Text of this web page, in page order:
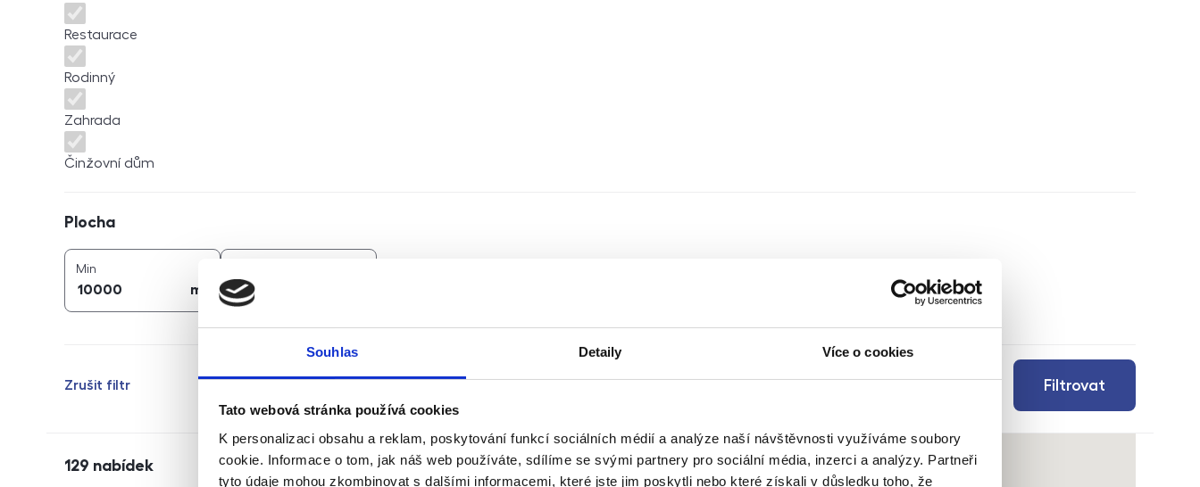
Souhlas Detaily Více o cookies
Tato webová stránka používá cookies
K personalizaci obsahu a reklam, poskytování funkcí sociálních médií a analýze naší návštěvnosti využíváme soubory
cookie. Informace o tom, jak náš web používáte, sdílíme se svými partnery pro sociální média, inzerci a analýzy. Partneři
tyto údaje mohou zkombinovat s dalšími informacemi, které jste jim poskytli nebo které získali v důsledku toho, že
Restaurace
Rodinný
Zahrada
Činžovní dům
Plocha
Min
m
Filtrovat
Zrušit filtr
129 nabídek Řazení
Měna